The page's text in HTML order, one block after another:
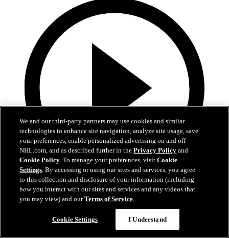
0:53
Landeskog aloittaa maalinteon
VGK-COL: Landeskog iskee avausosuman paluukiekosta
We and our third-party partners may use cookies and similar
technologies to enhance site navigation, analyze site usage, save
your preferences, enable personalized advertising on and off
NHL.com, and as described further in thePrivacy Policy and
Cookie Policy. To manage your preferences, visitCookie
Settings. By accessing or using our sites and services, you agree
to this collection and disclosure of your information (including
how you interact with our sites and services and any videos that
you may view) and ourTerms of Service.
Cookie Settings I Understand